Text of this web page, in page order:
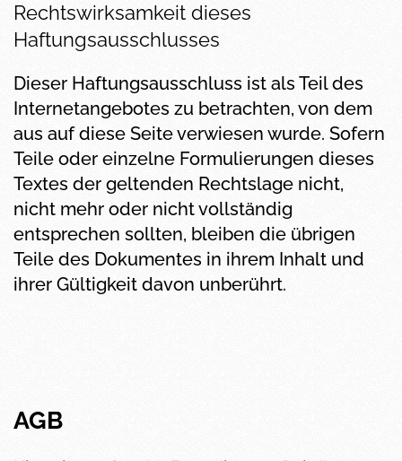
Rechtswirksamkeit dieses
Haftungsausschlusses
Dieser Haftungsausschluss ist als Teil des
Internetangebotes zu betrachten, von dem
aus auf diese Seite verwiesen wurde. Sofern
Teile oder einzelne Formulierungen dieses
Textes der geltenden Rechtslage nicht,
nicht mehr oder nicht vollständig
entsprechen sollten, bleiben die übrigen
Teile des Dokumentes in ihrem Inhalt und
ihrer Gültigkeit davon unberührt.
AGB